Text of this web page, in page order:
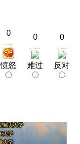
0
愤怒
0
难过
0
反对